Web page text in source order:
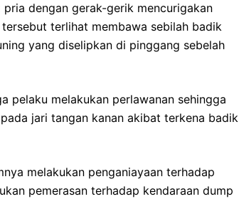
dengan gerak-gerik mencurigakan
terlihat membawa sebilah badik
yang diselipkan di pinggang sebelah
pelaku melakukan perlawanan sehingga
jari tangan kanan akibat terkena badik
melakukan penganiayaan terhadap
pemerasan terhadap kendaraan dump